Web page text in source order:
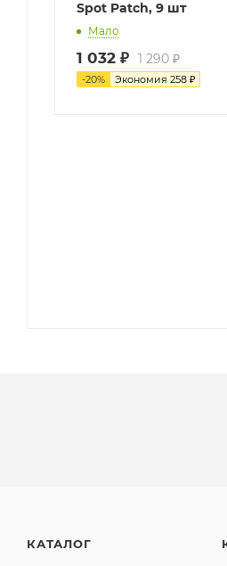
Spot Patch, 9 шт
Мало
1 032 ₽ 1 290 ₽
-20% Экономия 258 ₽
КАТАЛОГ